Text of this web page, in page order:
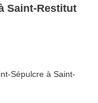
Saint-Restitut